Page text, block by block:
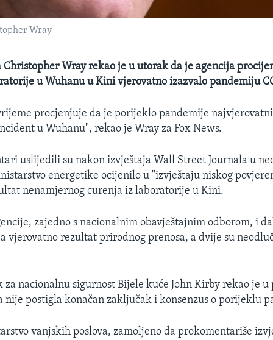
Wray
Wray rekao je u utorak da je agencija
u Wuhanu u Kini vjerovatno izazvalo pandemiju
procjenjuje da je porijeklo pandemije
u Wuhanu", rekao je Wray za Fox News.
uslijedili su nakon izvještaja Wall Street Journala u
energetike ocijenilo u "izvještaju niskog
nenamjernog curenja iz laboratorije u Kini.
zajedno s nacionalnim obavještajnim odborom, i
vjerovatno rezultat prirodnog prenosa, a dvije su
za nacionalnu sigurnost Bijele kuće John Kirby rekao je
nije postigla konačan zaključak i konsenzus o porijeklu
vanjskih poslova, zamoljeno da prokomentariše